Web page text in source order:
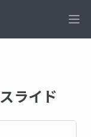
ライド